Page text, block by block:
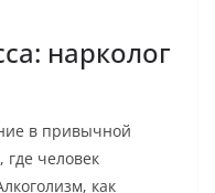
нарколог
в привычной
где человек
как